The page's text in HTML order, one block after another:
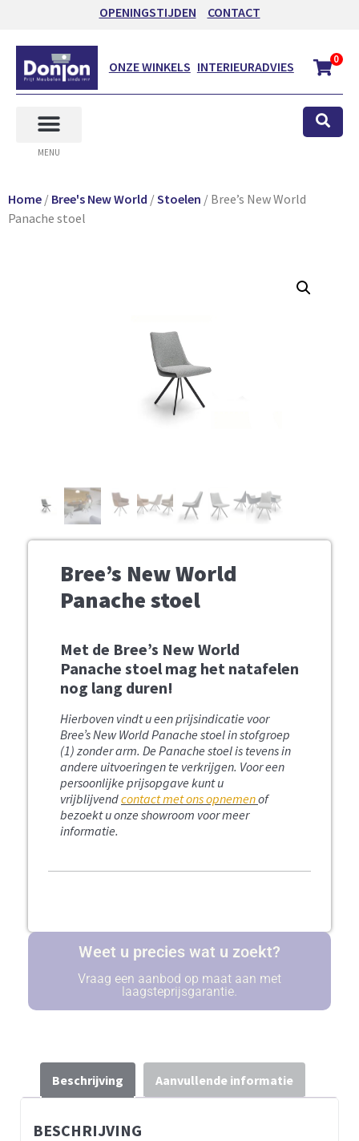
OPENINGSTIJDEN CONTACT
ONZE WINKELS INTERIEURADVIES 0
MENU
Home / Bree's New World /Stoelen / Bree’s New World
Panache stoel
Bree’s New World
Panache stoel
Met de Bree’s New World
Panache stoel mag het natafelen
nog lang duren!
Hierboven vindt u een prijsindicatie voor
Bree’s New World Panache stoel in stofgroep
(1) zonder arm. De Panache stoel is tevens in
andere uitvoeringen te verkrijgen. Voor een
persoonlijke prijsopgave kunt u
vrijblijvendcontact met ons opnemenof
bezoekt u onze showroom voor meer
informatie.
Weet u precies wat u zoekt?
Vraag een aanbod op maat aan met
laagsteprijsgarantie.
Beschrijving Aanvullende informatie
BESCHRIJVING